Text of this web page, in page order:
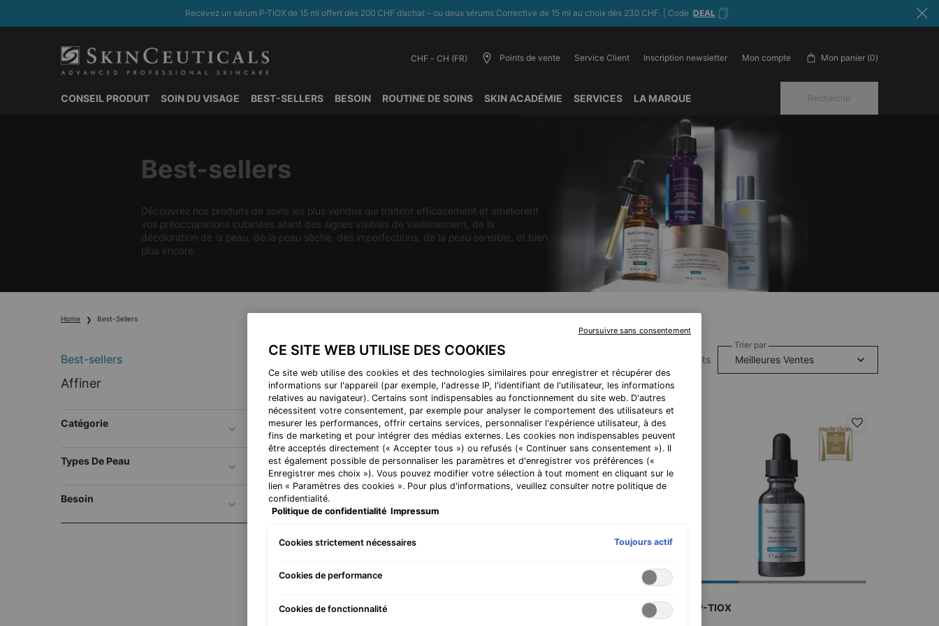
Recevez un sérum P-TIOX de 15 ml offert dès 200 CHF d’achat – ou deux sérums Corrective de 15 ml au choix dès 230 CHF. | Code :DEAL
CHF - CH (FR) Points de vente Service Client Inscription newsletter Mon compte Mon panier 0
0 produit in cart
CONSEIL PRODUIT SOIN DU VISAGE BEST-SELLERS BESOIN ROUTINE DE SOINS SKIN ACADÉMIE SERVICES LA MARQUE Recherche
Best-sellers
Découvrez nos produits de soins les plus vendus qui traitent efficacement et améliorent
vos préoccupations cutanées allant des signes visibles de vieillissement, de la
décoloration de la peau, de la peau sèche, des imperfections, de la peau sensible, et bien
plus encore.
Home Best-Sellers
Best-sellers 15 produits
Trier par
Best-sellers
Affiner
Catégorie
Types De Peau
Besoin
INNOVATION
Phyto Corrective PDRN Sérum
BEST-SELLER
C E Ferulic avec 15 % de Vitamine C
P-TIOX
CE SITE WEB UTILISE DES COOKIES
Ce site web utilise des cookies et des technologies similaires pour enregistrer et récupérer des
informations sur l'appareil (par exemple, l'adresse IP, l'identifiant de l'utilisateur, les informations
relatives au navigateur). Certains sont indispensables au fonctionnement du site web. D'autres
nécessitent votre consentement, par exemple pour analyser le comportement des utilisateurs et
mesurer les performances, offrir certains services, personnaliser l'expérience utilisateur, à des
fins de marketing et pour intégrer des médias externes. Les cookies non indispensables peuvent
être acceptés directement (« Accepter tous ») ou refusés (« Continuer sans consentement »). Il
est également possible de personnaliser les paramètres et d'enregistrer vos préférences («
Enregistrer mes choix »). Vous pouvez modifier votre sélection à tout moment en cliquant sur le
lien « Paramètres des cookies ». Pour plus d'informations, veuillez consulter notre politique de
confidentialité.
Politique de confidentialité Impressum
Cookies strictement nécessaires Toujours actif
Cookies de performance
Cookies de fonctionnalité
Poursuivre sans consentement